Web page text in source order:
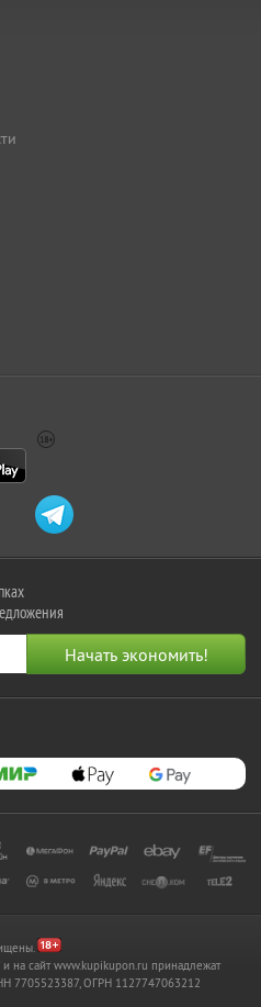
на сайт www.kupikupon.ru принадлежат
7705523387, ОГРН 1127747063212